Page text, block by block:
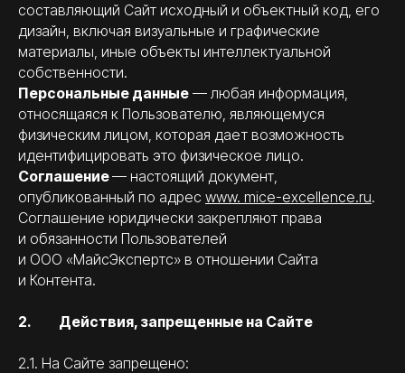
составляющий Сайт исходный и объектный код, его
дизайн, включая визуальные и графические
материалы, иные объекты интеллектуальной
собственности.
Персональные данные — любая информация,
относящаяся к Пользователю, являющемуся
физическим лицом, которая дает возможность
идентифицировать это физическое лицо.
Соглашение— настоящий документ,
опубликованный по адрес www. mice-excellence.ru.
Соглашение юридически закрепляют права
и обязанности Пользователей
и ООО «МайсЭкспертс» в отношении Сайта
и Контента.
2. Действия, запрещенные на Сайте
2.1. На Сайте запрещено: